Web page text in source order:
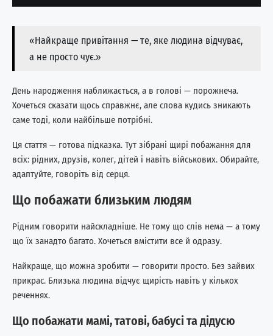
«Найкраще привітання — те, яке людина відчуває,
а не просто чує.»
День народження наближається, а в голові — порожнеча.
Хочеться сказати щось справжнє, але слова кудись зникають
саме тоді, коли найбільше потрібні.
Ця стаття — готова підказка. Тут зібрані щирі побажання для
всіх: рідних, друзів, колег, дітей і навіть військових. Обирайте,
адаптуйте, говоріть від серця.
Що побажати близьким людям
Рідним говорити найскладніше. Не тому що слів нема — а тому
що їх занадто багато. Хочеться вмістити все й одразу.
Найкраще, що можна зробити — говорити просто. Без зайвих
прикрас. Близька людина відчує щирість навіть у кількох
реченнях.
Що побажати мамі, татові, бабусі та дідусю